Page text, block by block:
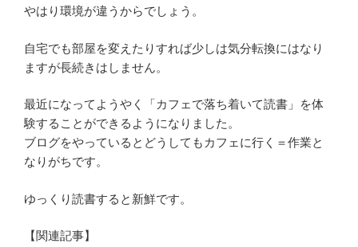
やはり環境が違うからでしょう。
自宅でも部屋を変えたりすれば少しは気分転換にはなり
ますが長続きはしません。
最近になってようやく「カフェで落ち着いて読書」を体
験することができるようになりました。
ブログをやっているとどうしてもカフェに行く＝作業と
なりがちです。
ゆっくり読書すると新鮮です。
【関連記事】